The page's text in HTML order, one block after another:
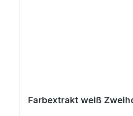
Farbextrakt weiß